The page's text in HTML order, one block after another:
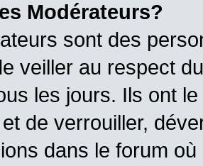
Modérateurs?
sont des
veiller au respect
les jours. Ils ont
de verrouiller,
dans le forum